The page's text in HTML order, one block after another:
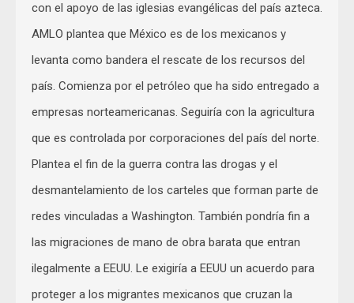
con el apoyo de las iglesias evangélicas del país azteca.
AMLO plantea que México es de los mexicanos y
levanta como bandera el rescate de los recursos del
país. Comienza por el petróleo que ha sido entregado a
empresas norteamericanas. Seguiría con la agricultura
que es controlada por corporaciones del país del norte.
Plantea el fin de la guerra contra las drogas y el
desmantelamiento de los carteles que forman parte de
redes vinculadas a Washington. También pondría fin a
las migraciones de mano de obra barata que entran
ilegalmente a EEUU. Le exigiría a EEUU un acuerdo para
proteger a los migrantes mexicanos que cruzan la